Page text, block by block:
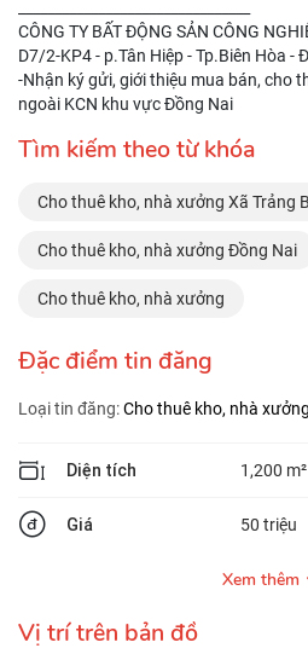
CÔNG TY BẤT ĐỘNG SẢN CÔNG
D7/2-KP4 - p.Tân Hiệp - Tp.Biên Hòa -
-Nhận ký gửi, giới thiệu mua bán, cho
ngoài KCN khu vực Đồng Nai
Tìm kiếm theo từ khóa
Cho thuê kho, nhà xưởng Xã Trảng
Cho thuê kho, nhà xưởng Đồng Nai
Cho thuê kho, nhà xưởng
Đặc điểm tin đăng
Loại tin đăng:Cho thuê kho, nhà xưởng
Diện tích 1,200 m²
Giá 50 triệu
Xem thêm
Vị trí trên bản đồ